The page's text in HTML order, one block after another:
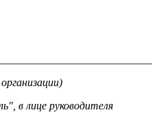
в лице руководителя